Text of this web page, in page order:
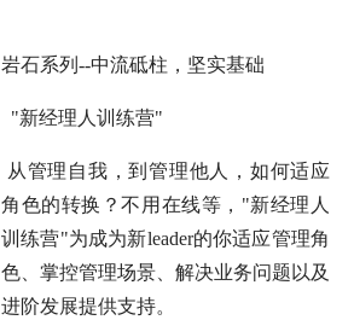
岩石系列--中流砥柱，坚实基础
"新经理人训练营"
从管理自我，到管理他人，如何适应
角色的转换？不用在线等，"新经理人
训练营"为成为新leader的你适应管理角
色、掌控管理场景、解决业务问题以及
进阶发展提供支持。